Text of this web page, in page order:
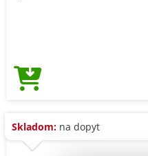
Skladom: na dopyt